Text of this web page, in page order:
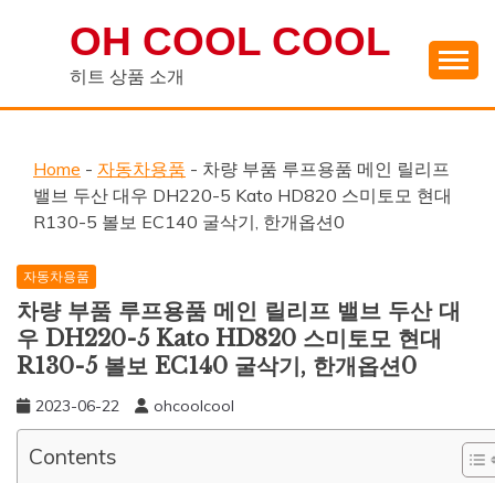
OH COOL COOL
히트 상품 소개
Home - 자동차용품 - 차량 부품 루프용품 메인 릴리프
밸브 두산 대우 DH220-5 Kato HD820 스미토모 현대
R130-5 볼보 EC140 굴삭기, 한개옵션0
자동차용품
차량 부품 루프용품 메인 릴리프 밸브 두산 대
우 DH220-5 Kato HD820 스미토모 현대
R130-5 볼보 EC140 굴삭기, 한개옵션0
2023-06-22 ohcoolcool
Contents